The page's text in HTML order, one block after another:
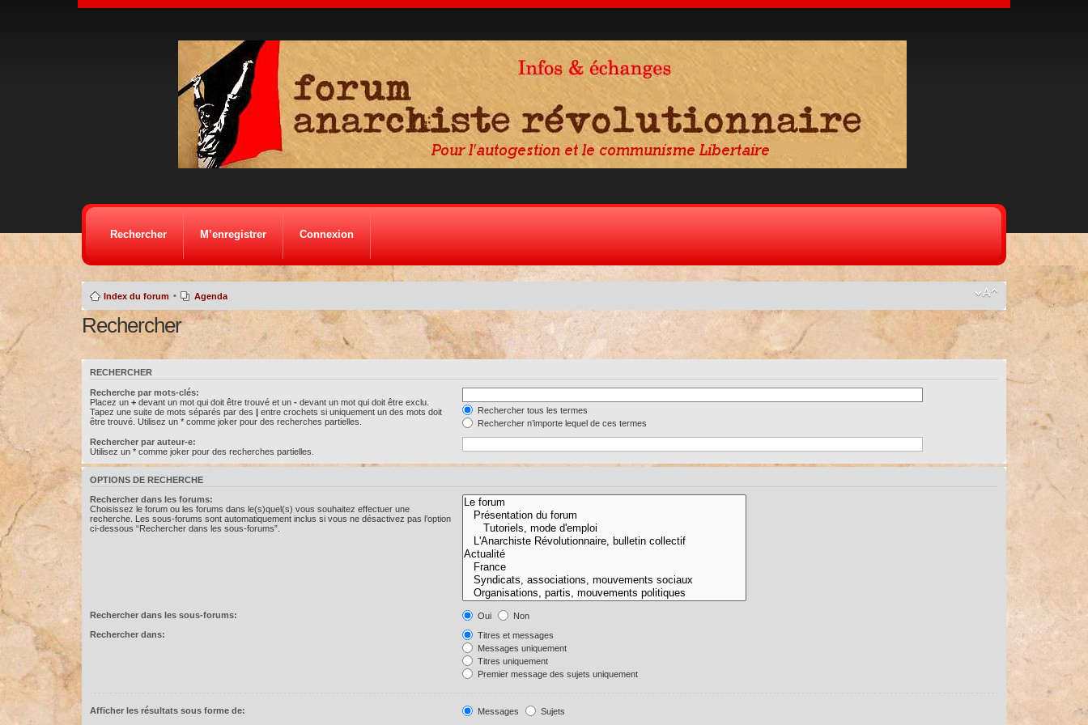
Rechercher M’enregistrer Connexion
Index du forum • Agenda
Rechercher
RECHERCHER
Recherche par mots-clés:
Placez un +devant un mot qui doit être trouvé et un -devant un mot qui doit être exclu.
Tapez une suite de mots séparés par des |entre crochets si uniquement un des mots doit
être trouvé. Utilisez un * comme joker pour des recherches partielles.
Rechercher tous les termes
Rechercher n’importe lequel de ces termes
Rechercher par auteur-e:
Utilisez un * comme joker pour des recherches partielles.
OPTIONS DE RECHERCHE
Rechercher dans les forums:
Choisissez le forum ou les forums dans le(s)quel(s) vous souhaitez effectuer une
recherche. Les sous-forums sont automatiquement inclus si vous ne désactivez pas l’option
ci-dessous “Rechercher dans les sous-forums”.
Rechercher dans les sous-forums: Oui
Non
Rechercher dans:
Titres et messages
Messages uniquement
Titres uniquement
Premier message des sujets uniquement
Afficher les résultats sous forme de: Messages Sujets